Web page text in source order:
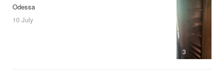
3
Odessa
10 July